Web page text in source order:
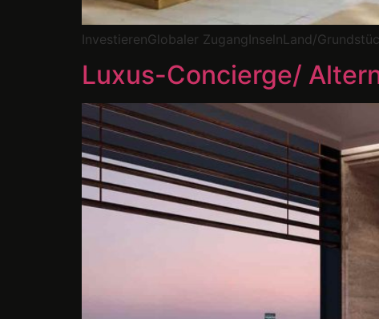
InvestierenGlobaler ZugangInselnLand/
Luxus-Concierge/